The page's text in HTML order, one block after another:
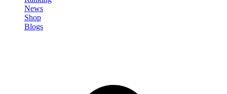
News
Shop
Blogs